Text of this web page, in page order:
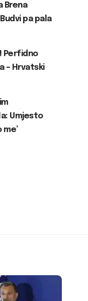
Brena
pa pala
Perfidno
– Hrvatski
Umjesto